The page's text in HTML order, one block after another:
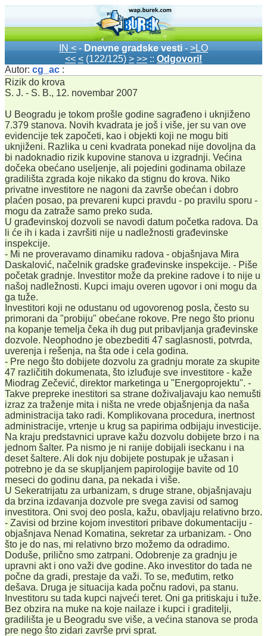
IN < - Dnevne gradske vesti - >LO
<< < (122/125) > >> :: Odgovori!
Autor: cg_ac :
Rizik do krova
S. J. - S. B., 12. novembar 2007
U Beogradu je tokom prošle godine sagrađeno i uknjiženo
7.379 stanova. Novih kvadrata je još i više, jer su van ove
evidencije tek započeti, kao i objekti koji ne mogu biti
uknjiženi. Razlika u ceni kvadrata ponekad nije dovoljna da
bi nadoknadio rizik kupovine stanova u izgradnji. Većina
dočeka obećano useljenje, ali pojedini godinama obilaze
gradilišta zgrada koje nikako da stignu do krova. Niko
privatne investitore ne nagoni da završe obećan i dobro
plaćen posao, pa prevareni kupci pravdu - po pravilu sporu -
mogu da zatraže samo preko suda.
U građevinskoj dozvoli se navodi datum početka radova. Da
li će ih i kada i završiti nije u nadležnosti građevinske
inspekcije.
- Mi ne proveravamo dinamiku radova - objašnjava Mira
Daskalović, načelnik gradske građevinske inspekcije. - Piše
početak gradnje. Investitor može da prekine radove i to nije u
našoj nadležnosti. Kupci imaju overen ugovor i oni mogu da
ga tuže.
Investitori koji ne odustanu od ugovorenog posla, često su
primorani da "probiju" obećane rokove. Pre nego što prionu
na kopanje temelja čeka ih dug put pribavljanja građevinske
dozvole. Neophodno je obezbediti 47 saglasnosti, potvrda,
uverenja i rešenja, na šta ode i cela godina.
- Pre nego što dobijete dozvolu za gradnju morate za skupite
47 različitih dokumenata, što izluđuje sve investitore - kaže
Miodrag Zečević, direktor marketinga u "Energoprojektu". -
Takve prepreke inestitori sa strane doživaljavaju kao nemušti
izraz za traženje mita i ništa ne vrede objašnjenja da naša
administracija tako radi. Komplikovana procedura, inertnost
administracije, vrtenje u krug sa papirima odbijaju investicije.
Na kraju predstavnici uprave kažu dozvolu dobijete brzo i na
jednom šalter. Pa nismo je ni ranije dobijali iseckanu i na
deset šaltere. Ali dok nju dobijete postupak je užasan i
potrebno je da se skupljanjem papirologije bavite od 10
meseci do godinu dana, pa nekada i više.
U Sekeratrijatu za urbanizam, s druge strane, objašnjavaju
da brzina izdavanja dozvole pre svega zavisi od samog
investitora. Oni svoj deo posla, kažu, obavljaju relativno brzo.
- Zavisi od brzine kojom investitori pribave dokumentaciju -
objašnjava Nenad Komatina, sekretar za urbanizam. - Ono
što je do nas, mi relativno brzo možemo da odradimo.
Doduše, prilično smo zatrpani. Odobrenje za gradnju je
upravni akt i ono važi dve godine. Ako investitor do tada ne
počne da gradi, prestaje da važi. To se, međutim, retko
dešava. Druga je situacija kada počnu radovi, pa stanu.
Investitoru su tada kupci najveći teret. Oni ga pritiskaju i tuže.
Bez obzira na muke na koje nailaze i kupci i graditelji,
gradilišta je u Beogradu sve više, a većina stanova se proda
pre nego što zidari završe prvi sprat.